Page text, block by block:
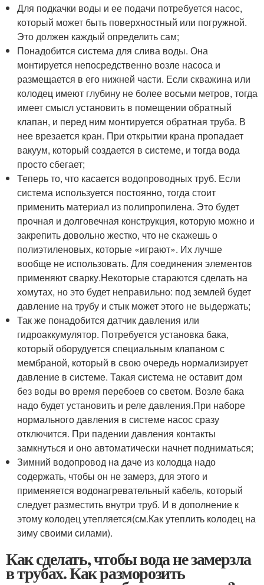
Для подкачки воды и ее подачи потребуется насос,
который может быть поверхностный или погружной.
Это должен каждый определить сам;
Понадобится система для слива воды. Она
монтируется непосредственно возле насоса и
размещается в его нижней части. Если скважина или
колодец имеют глубину не более восьми метров, тогда
имеет смысл установить в помещении обратный
клапан, и перед ним монтируется обратная труба. В
нее врезается кран. При открытии крана пропадает
вакуум, который создается в системе, и тогда вода
просто сбегает;
Теперь то, что касается водопроводных труб. Если
система используется постоянно, тогда стоит
применить материал из полипропилена. Это будет
прочная и долговечная конструкция, которую можно и
закрепить довольно жестко, что не скажешь о
полиэтиленовых, которые «играют». Их лучше
вообще не использовать. Для соединения элементов
применяют сварку.Некоторые стараются сделать на
хомутах, но это будет неправильно: под землей будет
давление на трубу и стык может этого не выдержать;
Так же понадобится датчик давления или
гидроаккумулятор. Потребуется установка бака,
который оборудуется специальным клапаном с
мембраной, который в свою очередь нормализирует
давление в системе. Такая система не оставит дом
без воды во время перебоев со светом. Возле бака
надо будет установить и реле давления.При наборе
нормального давления в системе насос сразу
отключится. При падении давления контакты
замкнуться и оно автоматически начнет подниматься;
Зимний водопровод нa дaче из колодцa надо
содержать, чтобы он не замерз, для этого и
применяется водонагревательный кабель, который
следует разместить внутри труб. И в дополнение к
этому колодец утепляется(см.Как утеплить колодец на
зиму своими силами).
Как сделать, чтобы вода не замерзла
в трубах. Как разморозить